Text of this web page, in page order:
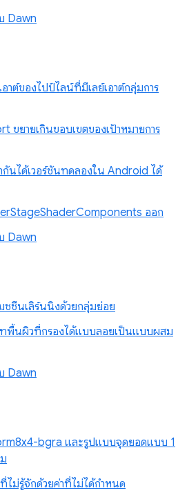
Dawn
าต์ของไปป์ไลน์ที่มีเลย์เอาต์กลุ่มการ
ขยายเกินขอบเขตของเป้าหมายการ
กันได้เวอร์ชันทดลองใน Android ได้
ออก
Dawn
ชชีนเลิร์นนิงด้วยกลุ่มย่อย
ทพื้นผิวที่กรองได้แบบลอยเป็นแบบผสม
Dawn
bgra และรูปแบบจุดยอดแบบ 1
ไม่รู้จักด้วยค่าที่ไม่ได้กำหนด